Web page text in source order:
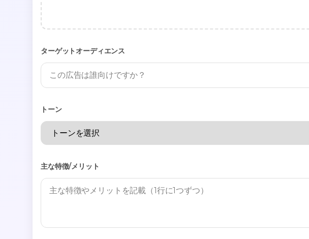
ターゲットオーディエンス
トーン
主な特徴/メリット